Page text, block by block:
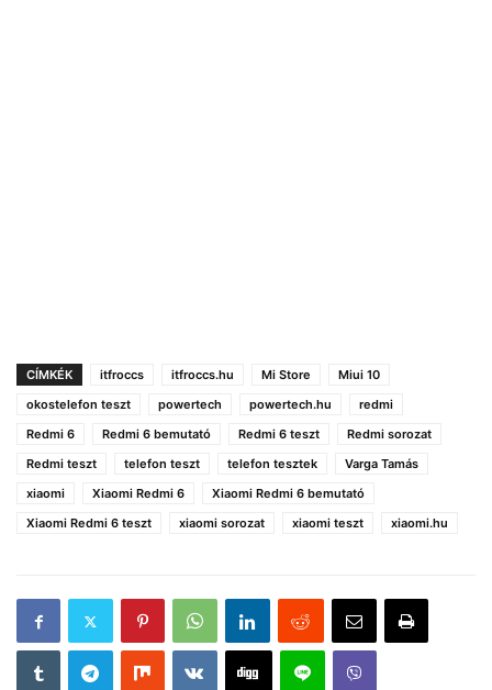
CÍMKÉK itfroccs itfroccs.hu Mi Store
Miui 10
okostelefon teszt
powertech powertech.hu
redmi
Redmi 6
Redmi 6 bemutató Redmi 6 teszt
Redmi sorozat
Redmi teszt
telefon teszt telefon tesztek
Varga Tamás
xiaomi
Xiaomi Redmi 6
Xiaomi Redmi 6 bemutató
Xiaomi Redmi 6 teszt
xiaomi sorozat xiaomi teszt xiaomi.hu